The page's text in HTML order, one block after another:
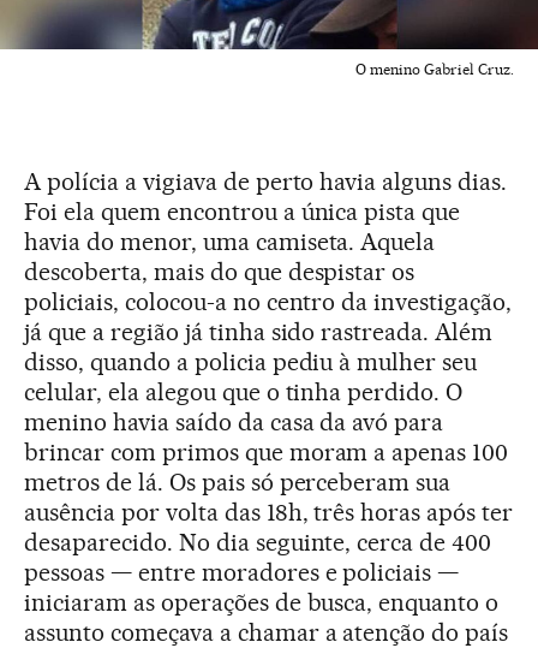
O menino Gabriel Cruz.
A polícia a vigiava de perto havia alguns dias.
Foi ela quem encontrou a única pista que
havia do menor, uma camiseta. Aquela
descoberta, mais do que despistar os
policiais, colocou-a no centro da investigação,
já que a região já tinha sido rastreada. Além
disso, quando a policia pediu à mulher seu
celular, ela alegou que o tinha perdido. O
menino havia saído da casa da avó para
brincar com primos que moram a apenas 100
metros de lá. Os pais só perceberam sua
ausência por volta das 18h, três horas após ter
desaparecido. No dia seguinte, cerca de 400
pessoas — entre moradores e policiais —
iniciaram as operações de busca, enquanto o
assunto começava a chamar a atenção do país